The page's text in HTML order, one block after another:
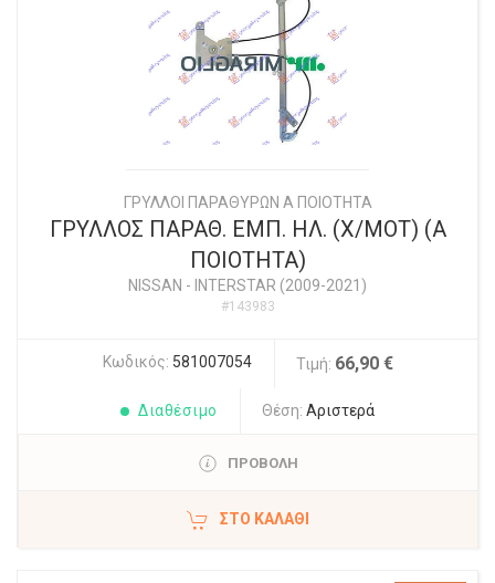
ΓΡΥΛΛΟΙ ΠΑΡΑΘΥΡΩΝ Α ΠΟΙΟΤΗΤΑ
ΓΡΥΛΛΟΣ ΠΑΡΑΘ. ΕΜΠ. ΗΛ. (Χ/ΜΟΤ) (Α
ΠΟΙΟΤΗΤΑ)
NISSAN - INTERSTAR (2009-2021)
#143983
Κωδικός: 581007054 Τιμή: 66,90 €
Διαθέσιμο Θέση: Αριστερά
ΠΡΟΒΟΛΗ
ΣΤΟ ΚΑΛΆΘΙ